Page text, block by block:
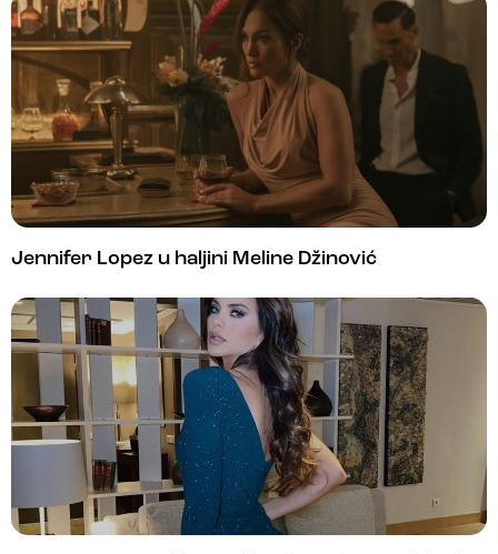
Jennifer Lopez u haljini Meline Džinović